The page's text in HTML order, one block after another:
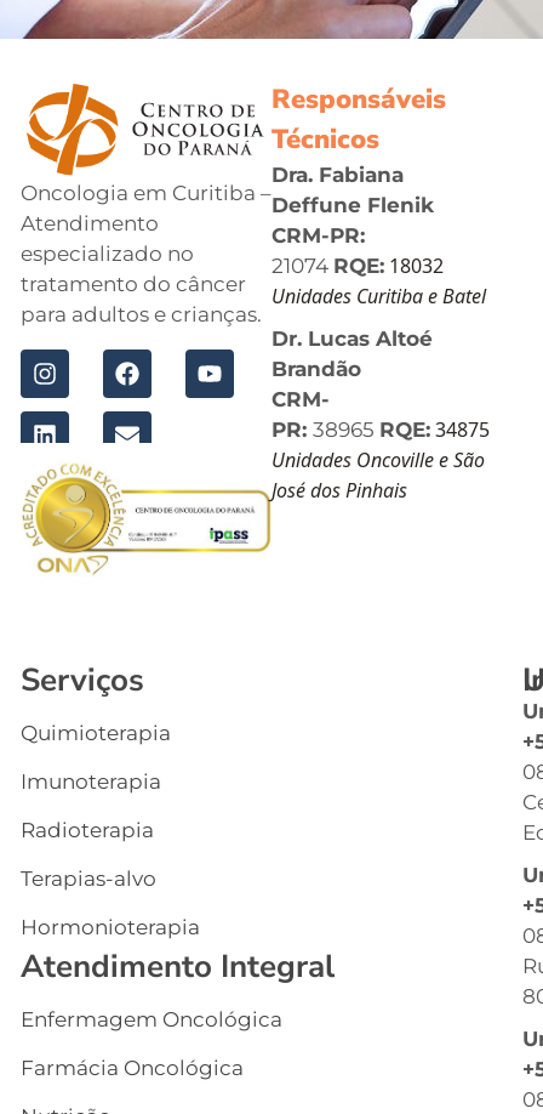
Oncologia em Curitiba –
Atendimento
especializado no
tratamento do câncer
para adultos e crianças.
Responsáveis
Técnicos
Dra. Fabiana
Deffune Flenik
CRM-PR:
21074 RQE: 18032
Unidades Curitiba e Batel
Dr. Lucas Altoé
Brandão
CRM-
PR: 38965 RQE: 34875
Unidades Oncoville e São
José dos Pinhais
Serviços
Quimioterapia
Imunoterapia
Radioterapia
Terapias-alvo
Hormonioterapia
Atendimento Integral
Enfermagem Oncológica
Farmácia Oncológica